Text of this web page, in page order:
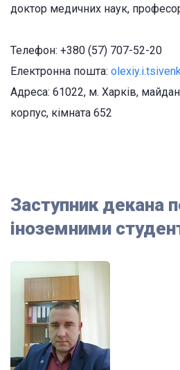
доктор медичних наук,
Телефон: +380 (57) 707-52-20
Електронна пошта:
Адреса: 61022, м. Харків,
корпус, кімната 652
Заступник декана
іноземними